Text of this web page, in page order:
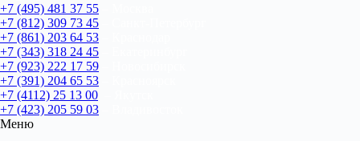
+7 (495) 481 37 55
+7 (812) 309 73 45
+7 (861) 203 64 53
+7 (343) 318 24 45
+7 (923) 222 17 59
+7 (391) 204 65 53
+7 (4112) 25 13 00
+7 (423) 205 59 03
Меню